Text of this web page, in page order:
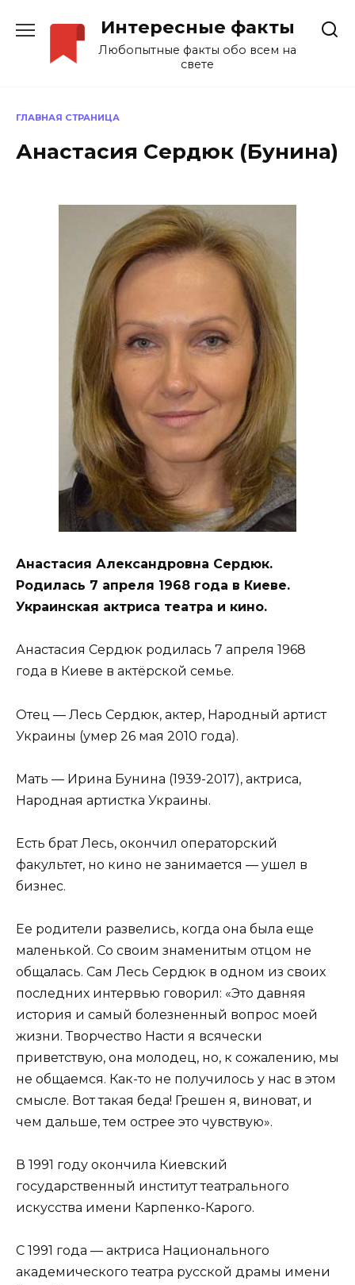
содержанию
Интересные факты
Любопытные факты обо всем на
свете
ГЛАВНАЯ СТРАНИЦА
Анастасия Сердюк (Бунина)
Анастасия Александровна Сердюк.
Родилась 7 апреля 1968 года в Киеве.
Украинская актриса театра и кино.
Анастасия Сердюк родилась 7 апреля 1968
года в Киеве в актёрской семье.
Отец — Лесь Сердюк, актер, Народный артист
Украины (умер 26 мая 2010 года).
Мать — Ирина Бунина (1939-2017), актриса,
Народная артистка Украины.
Есть брат Лесь, окончил операторский
факультет, но кино не занимается — ушел в
бизнес.
Ее родители развелись, когда она была еще
маленькой. Со своим знаменитым отцом не
общалась. Сам Лесь Сердюк в одном из своих
последних интервью говорил: «Это давняя
история и самый болезненный вопрос моей
жизни. Творчество Насти я всячески
приветствую, она молодец, но, к сожалению, мы
не общаемся. Как-то не получилось у нас в этом
смысле. Вот такая беда! Грешен я, виноват, и
чем дальше, тем острее это чувствую».
В 1991 году окончила Киевский
государственный институт театрального
искусства имени Карпенко-Карого.
С 1991 года — актриса Национального
академического театра русской драмы имени